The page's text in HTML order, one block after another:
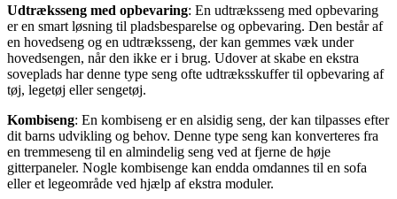
Udtræksseng med opbevaring: En udtræksseng med opbevaring
er en smart løsning til pladsbesparelse og opbevaring. Den består af
en hovedseng og en udtræksseng, der kan gemmes væk under
hovedsengen, når den ikke er i brug. Udover at skabe en ekstra
soveplads har denne type seng ofte udtræksskuffer til opbevaring af
tøj, legetøj eller sengetøj.
Kombiseng: En kombiseng er en alsidig seng, der kan tilpasses efter
dit barns udvikling og behov. Denne type seng kan konverteres fra
en tremmeseng til en almindelig seng ved at fjerne de høje
gitterpaneler. Nogle kombisenge kan endda omdannes til en sofa
eller et legeområde ved hjælp af ekstra moduler.